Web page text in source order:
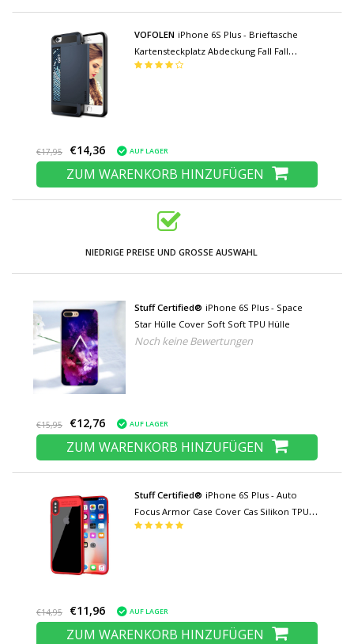
VOFOLEN iPhone 6S Plus - Brieftasche
Kartensteckplatz Abdeckung Fall Fall
Business Blue
€17,95 €14,36 AUF LAGER
ZUM WARENKORB HINZUFÜGEN
NIEDRIGE PREISE UND GROSSE AUSWAHL
Stuff Certified® iPhone 6S Plus - Space
Star Hülle Cover Soft Soft TPU Hülle
Noch keine Bewertungen
€15,95 €12,76 AUF LAGER
ZUM WARENKORB HINZUFÜGEN
Stuff Certified® iPhone 6S Plus - Auto
Focus Armor Case Cover Cas Silikon TPU
Case Rot
€14,95 €11,96 AUF LAGER
ZUM WARENKORB HINZUFÜGEN